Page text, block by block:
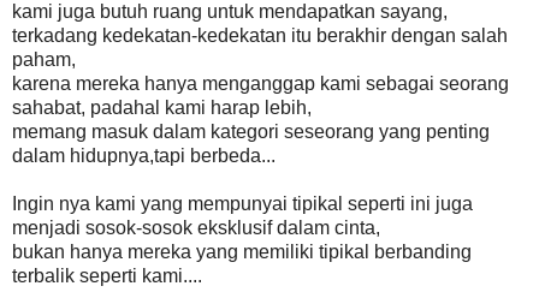
kami juga butuh ruang untuk mendapatkan sayang,
terkadang kedekatan-kedekatan itu berakhir dengan salah
paham,
karena mereka hanya menganggap kami sebagai seorang
sahabat, padahal kami harap lebih,
memang masuk dalam kategori seseorang yang penting
dalam hidupnya,tapi berbeda...
Ingin nya kami yang mempunyai tipikal seperti ini juga
menjadi sosok-sosok eksklusif dalam cinta,
bukan hanya mereka yang memiliki tipikal berbanding
terbalik seperti kami....